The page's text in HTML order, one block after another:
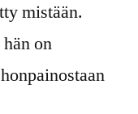
mistään.
on